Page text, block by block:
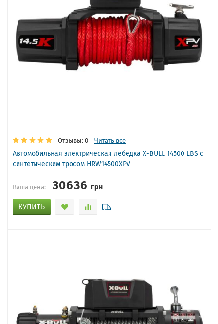
Отзывы: 0 Читать все
Автомобильная электрическая лебедка X-BULL 14500 LBS с
синтетическим тросом HRW14500XPV
Ваша цена: 30636грн
КУПИТЬ